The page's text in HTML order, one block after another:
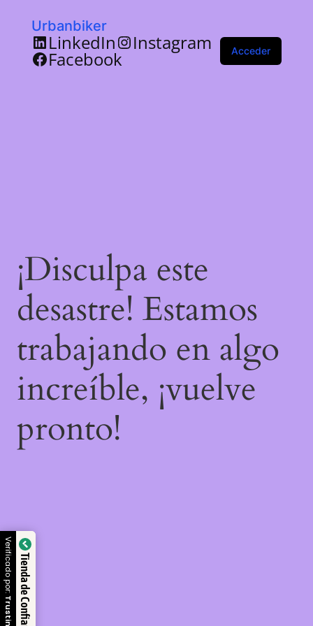
Urbanbiker
LinkedIn Instagram
Facebook Acceder
¡Disculpa este
desastre! Estamos
trabajando en algo
increíble, ¡vuelve
pronto!
Tienda de Confianza
Verificado por: